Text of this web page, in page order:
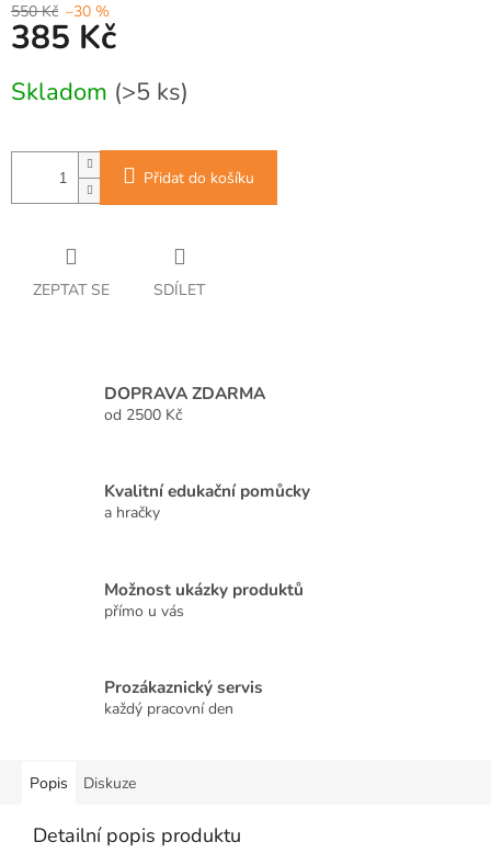
550 Kč –30 %
385 Kč
cena:
Skladom (>5 ks)
Přidat do košíku
ZEPTAT SE SDÍLET
DOPRAVA ZDARMA
od 2500 Kč
Kvalitní edukační pomůcky
a hračky
Možnost ukázky produktů
přímo u vás
Prozákaznický servis
každý pracovní den
Popis Diskuze
Detailní popis produktu